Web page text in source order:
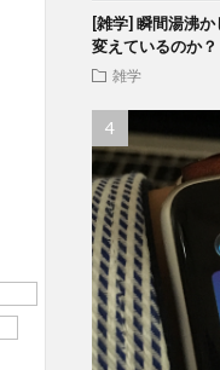
[雑学] 瞬間湯沸
変えているのか？
雑学